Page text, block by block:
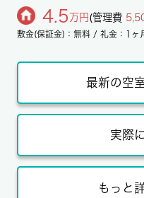
4.5 万円 (管理費
敷金(保証金)：無料 / 礼金：1ヶ
最新の空
実際
もっと